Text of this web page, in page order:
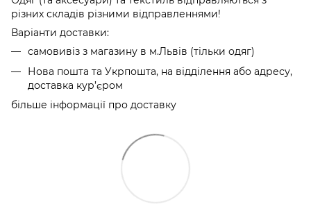
різних складів різними відправленнями!
Варіанти доставки:
самовивіз з магазину в м.Львів (тільки одяг)
Нова пошта та Укрпошта, на відділення або адресу,
доставка кур’єром
більше інформації про доставку